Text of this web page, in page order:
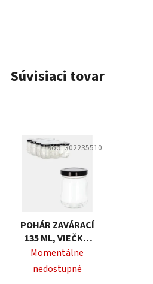
Súvisiaci tovar
POHÁR ZAVÁRACÍ
135 ML, VIEČKO
TO53, BALENIE 12
KS
Momentálne
nedostupné
Kód:302235510